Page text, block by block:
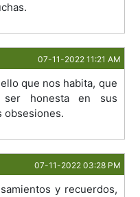
07-11-2022 11:21 AM
que nos habita, que
ser honesta en sus
obsesiones.
07-11-2022 03:28 PM
y recuerdos,